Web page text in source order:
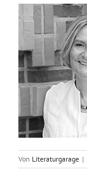
Von Literaturgarage |